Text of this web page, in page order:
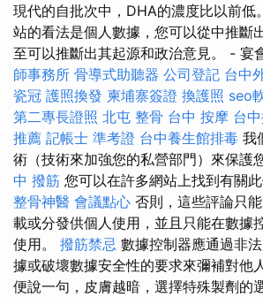
現代的自批次中，DHA的濃度比以前低
站的看法是個人數據，您可以從中推斷
至可以推斷出其起源和政治意見。 - 宴
師事務所 骨導式助聽器 公司登記 台中
瓷冠 護照換發 柬埔寨簽證 換護照 seo
第二專長證照 北屯 整骨 台中 按摩 台
推薦 記帳士 準考證 台中養生館排毒 我
術（技術來加強您的私營部門）來保護
中 撥筋 您可以在許多網站上找到有關
整骨神醫 會議點心 否則，這些評論只
載或分發供個人使用，並且只能在數據
使用。 撥筋禁忌 數據控制器應通過非
據或破壞數據安全性的要求來彌補對他
便說一句，皮膚越暗，選擇特殊製劑的